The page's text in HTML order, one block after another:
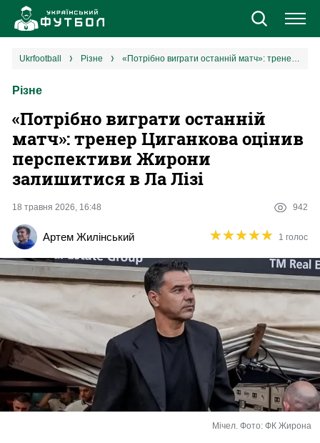
Новини
Єврокубки
УПЛ
Різне
Букмекери
Казино
ukrfootball різне «Потрібно виграти останній матч»: тренер Циганкова оцінив перспективи Жирони залишитися в Ла Лізі
Різне
«Потрібно виграти останній
матч»: тренер Циганкова оцінив
перспективи Жирони
залишитися в Ла Лізі
18 травня 2026, 16:48 942
Артем Жилінський ★★★★★
★★★★★ 1 голос
Мічел. Фото: ФК Жирона